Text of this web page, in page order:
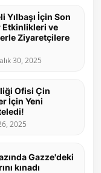
Yılbaşı İçin Son
Etkinlikleri ve
Ziyaretçilere
30, 2025
Ofisi Çin
İçin Yeni
2025
Gazze'deki
kınadı